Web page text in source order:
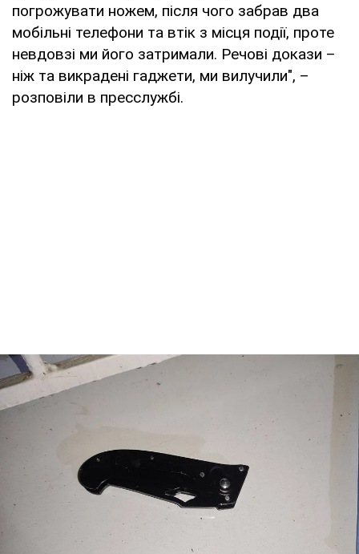
погрожувати ножем, після чого забрав два
мобільні телефони та втік з місця події, проте
невдовзі ми його затримали. Речові докази –
ніж та викрадені гаджети, ми вилучили", –
розповіли в пресслужбі.